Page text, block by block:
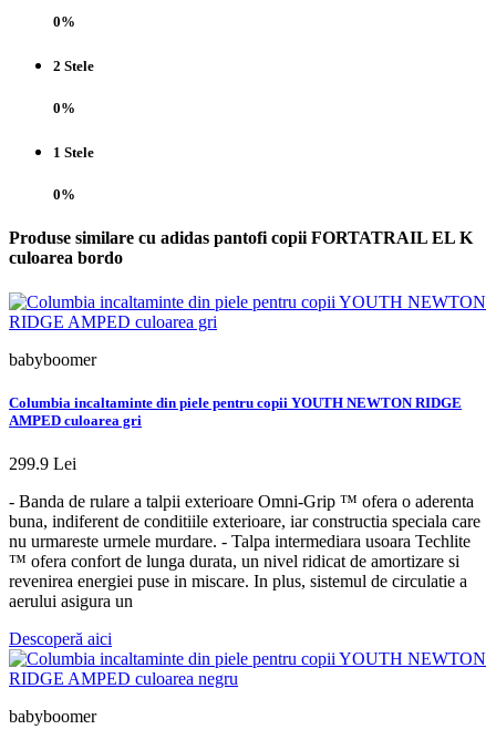
0%
2 Stele
0%
1 Stele
0%
Produse similare cu adidas pantofi copii FORTATRAIL EL K
culoarea bordo
babyboomer
Columbia incaltaminte din piele pentru copii YOUTH NEWTON RIDGE
AMPED culoarea gri
299.9 Lei
- Banda de rulare a talpii exterioare Omni-Grip ™ ofera o aderenta
buna, indiferent de conditiile exterioare, iar constructia speciala care
nu urmareste urmele murdare. - Talpa intermediara usoara Techlite
™ ofera confort de lunga durata, un nivel ridicat de amortizare si
revenirea energiei puse in miscare. In plus, sistemul de circulatie a
aerului asigura un
Descoperă aici
babyboomer